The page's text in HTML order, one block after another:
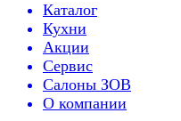
Каталог
Кухни
Акции
Сервис
Салоны ЗОВ
О компании